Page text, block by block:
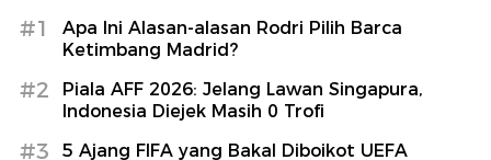
#1
Apa Ini Alasan-alasan Rodri Pilih Barca
Ketimbang Madrid?
#2
Piala AFF 2026: Jelang Lawan Singapura,
Indonesia Diejek Masih 0 Trofi
#3 5 Ajang FIFA yang Bakal Diboikot UEFA